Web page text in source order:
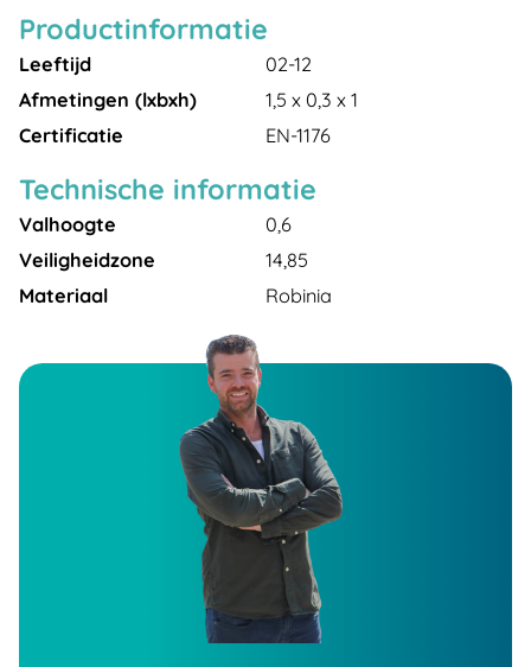
Productinformatie
Leeftijd
02-12
Afmetingen (lxbxh)
1,5 x 0,3 x 1
Certificatie
EN-1176
Technische informatie
Valhoogte
0,6
Veiligheidzone
14,85
Materiaal
Robinia